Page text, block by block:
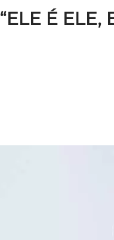
“ELE É ELE,